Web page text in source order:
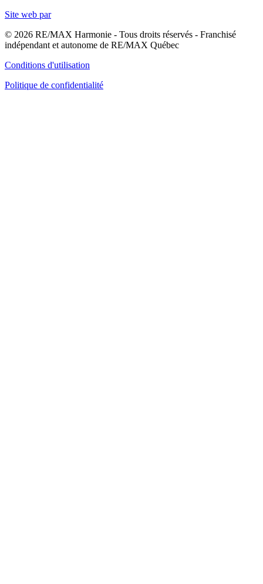
Site web par
© 2026 RE/MAX Harmonie - Tous droits réservés - Franchisé
indépendant et autonome de RE/MAX Québec
Conditions d'utilisation
Politique de confidentialité